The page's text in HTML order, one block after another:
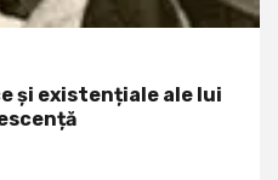
existențiale ale lui